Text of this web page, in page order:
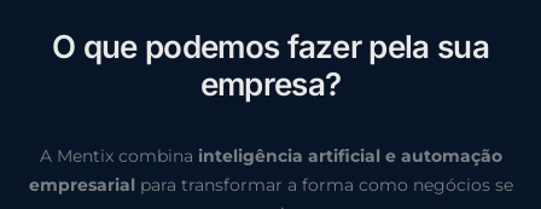
O que podemos fazer pela sua
empresa?
A Mentix combina inteligência artificial e automação
empresarial para transformar a forma como negócios se